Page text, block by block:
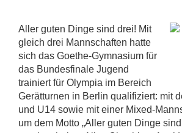
Aller guten Dinge sind drei! Mit
gleich drei Mannschaften hatte
sich das Goethe-Gymnasium für
das Bundesfinale Jugend
trainiert für Olympia im Bereich
Gerätturnen in Berlin qualifiziert: mit
und U14 sowie mit einer Mixed-
um dem Motto „Aller guten Dinge